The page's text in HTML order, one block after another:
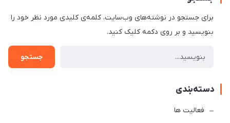
برای جستجو در نوشته‌های وب‌سایت، کلمه‌ی کلیدی مورد نظر خود را
بنویسید و بر روی دکمه کلیک کنید.
جستجو
دسته‌بندی
فعالیت ها